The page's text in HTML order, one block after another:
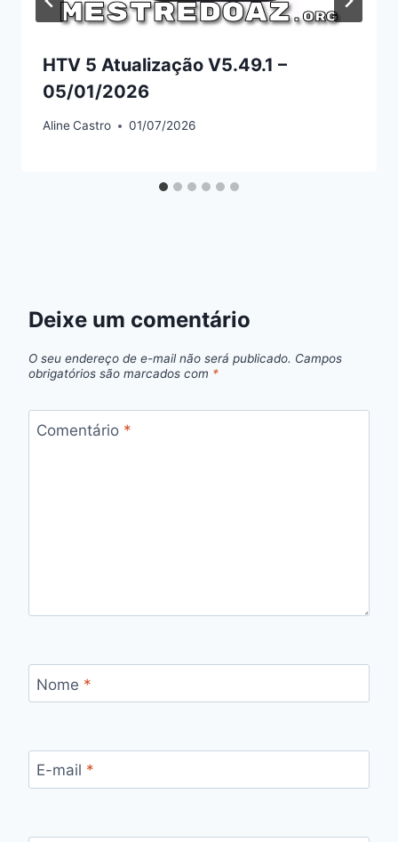
HTV 5 Atualização V5.49.1 –
05/01/2026
AlineCastro 01/07/2026
Deixe um comentário
O seu endereço de e-mail não será publicado. Campos
obrigatórios são marcados com *
Comentário *
Nome *
E-mail *